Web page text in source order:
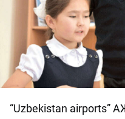
“Uzbekistan airports”